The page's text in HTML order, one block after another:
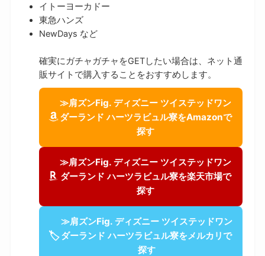
イトーヨーカドー
東急ハンズ
NewDays など
確実にガチャガチャをGETしたい場合は、ネット通
販サイトで購入することをおすすめします。
≫肩ズンFig. ディズニー ツイステッドワン
ダーランド ハーツラビュル寮をAmazonで
探す
≫肩ズンFig. ディズニー ツイステッドワン
ダーランド ハーツラビュル寮を楽天市場で
探す
🏷
≫肩ズンFig. ディズニー ツイステッドワン
ダーランド ハーツラビュル寮をメルカリで
探す